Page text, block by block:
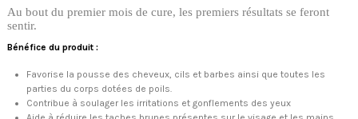
Au bout du premier mois de cure, les premiers résultats se feront
sentir.
Bénéfice du produit :
Favorise la pousse des cheveux, cils et barbes ainsi que toutes les
parties du corps dotées de poils.
Contribue à soulager les irritations et gonflements des yeux